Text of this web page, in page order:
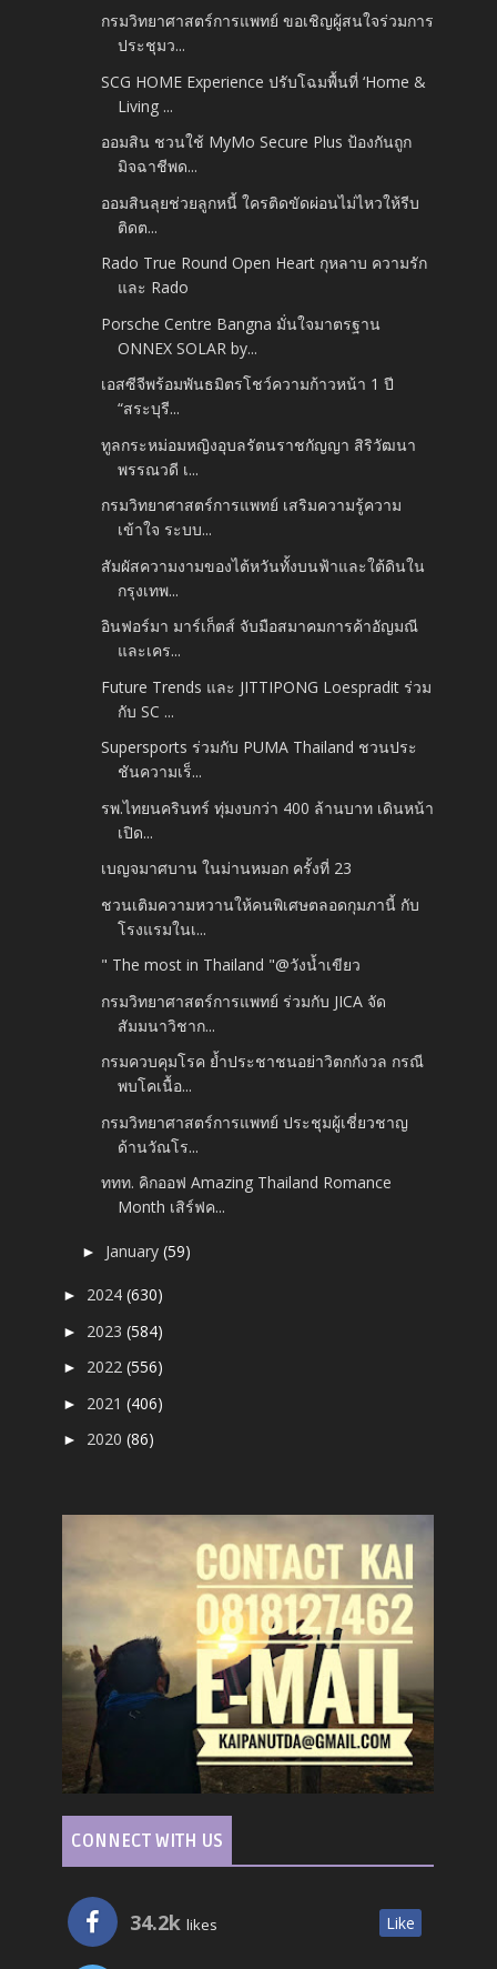
กรมวิทยาศาสตร์การแพทย์ ขอเชิญผู้สนใจร่วมการ
ประชุมว...
SCG HOME Experience ปรับโฉมพื้นที่ ‘Home &
Living ...
ออมสิน ชวนใช้ MyMo Secure Plus ป้องกันถูก
มิจฉาชีพด...
ออมสินลุยช่วยลูกหนี้ ใครติดขัดผ่อนไม่ไหวให้รีบ
ติดต...
Rado True Round Open Heart กุหลาบ ความรัก
และ Rado
Porsche Centre Bangna มั่นใจมาตรฐาน
ONNEX SOLAR by...
เอสซีจีพร้อมพันธมิตรโชว์ความก้าวหน้า 1 ปี
“สระบุรี...
ทูลกระหม่อมหญิงอุบลรัตนราชกัญญา สิริวัฒนา
พรรณวดี เ...
กรมวิทยาศาสตร์การแพทย์ เสริมความรู้ความ
เข้าใจ ระบบ...
สัมผัสความงามของไต้หวันทั้งบนฟ้าและใต้ดินใน
กรุงเทพ...
อินฟอร์มา มาร์เก็ตส์ จับมือสมาคมการค้าอัญมณี
และเคร...
Future Trends และ JITTIPONG Loespradit ร่วม
กับ SC ...
Supersports ร่วมกับ PUMA Thailand ชวนประ
ชันความเร็...
รพ.ไทยนครินทร์ ทุ่มงบกว่า 400 ล้านบาท เดินหน้า
เปิด...
เบญจมาศบาน ในม่านหมอก ครั้งที่ 23
ชวนเติมความหวานให้คนพิเศษตลอดกุมภานี้ กับ
โรงแรมในเ...
" The most in Thailand "@วังน้ำเขียว
กรมวิทยาศาสตร์การแพทย์ ร่วมกับ JICA จัด
สัมมนาวิชาก...
กรมควบคุมโรค ย้ำประชาชนอย่าวิตกกังวล กรณี
พบโคเนื้อ...
กรมวิทยาศาสตร์การแพทย์ ประชุมผู้เชี่ยวชาญ
ด้านวัณโร...
ททท. คิกออฟ Amazing Thailand Romance
Month เสิร์ฟค...
► January(59)
► 2024(630)
► 2023(584)
► 2022(556)
► 2021(406)
► 2020(86)
CONNECT WITH US
34.2k likes Like